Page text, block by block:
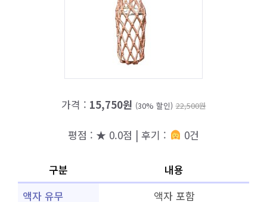
가격 : 15,750원 (30% 할인) 22,500원
평점 : ★ 0.0점 | 후기 : 0건
구분
내용
액자 유무
액자 포함